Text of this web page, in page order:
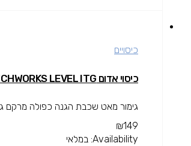
כיסויים
כיסוי אדום GALAXY NOTE 10 PLUS – PATCHWORKS LEVEL ITG
גימור מאט שכבת הגנה כפולה מרקם
₪149
Availability: במלאי